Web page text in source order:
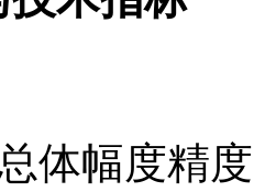
体幅度精度